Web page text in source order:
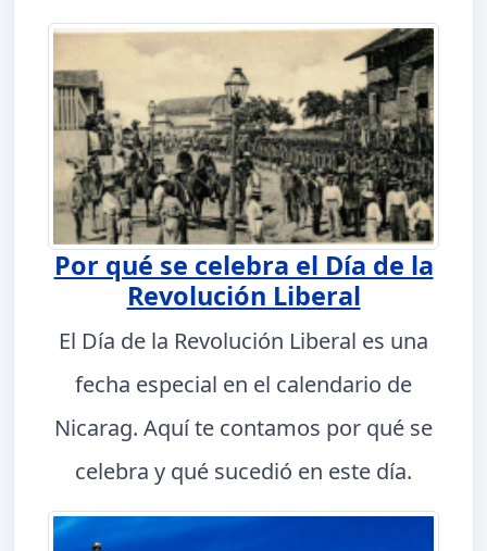
Por qué se celebra el Día de la
Revolución Liberal
El Día de la Revolución Liberal es una
fecha especial en el calendario de
Nicarag. Aquí te contamos por qué se
celebra y qué sucedió en este día.